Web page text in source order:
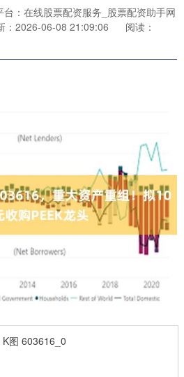
台：在线股票配资服务_股票配资助手网
：2026-06-08 21:09:06
阅读：